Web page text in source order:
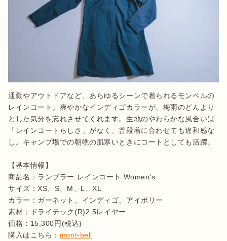
通勤やアウトドアなど、あらゆるシーンで着られるモンベルの
レインコート。爽やかなインディゴカラーが、梅雨のどんより
とした気分を忘れさせてくれます。生地のやわらかな風合いは
「レインコートらしさ」がなく、普段着に合わせても違和感な
し。キャンプ場での朝晩の肌寒いときにコートとしても活躍。
【基本情報】
商品名：ランブラー レインコート Women's
サイズ：XS、S、M、L、XL
カラー：ガーネット、インディゴ、アイボリー
素材：ドライテック(R)2.5レイヤー
価格：15,300円(税込)
購入はこちら： mont-bell